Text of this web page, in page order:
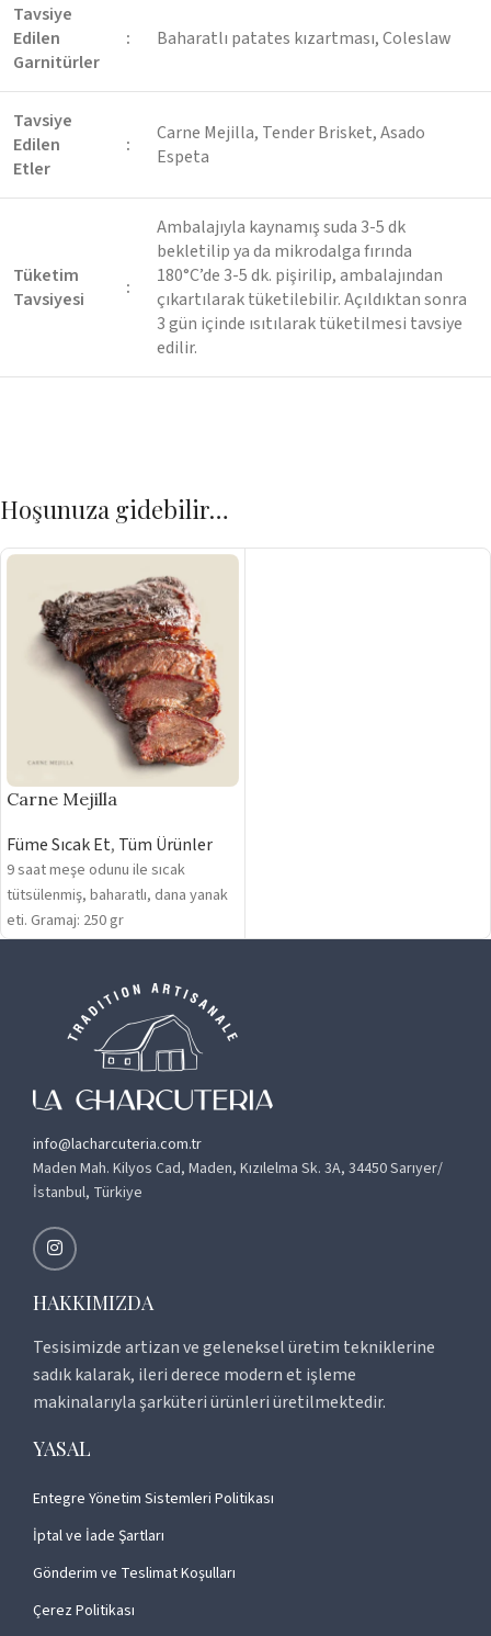
Tavsiye
Edilen
Garnitürler
: Baharatlı patates kızartması, Coleslaw
Tavsiye
Edilen
Etler
:
Carne Mejilla, Tender Brisket, Asado
Espeta
Tüketim
Tavsiyesi
:
Ambalajıyla kaynamış suda 3-5 dk
bekletilip ya da mikrodalga fırında
180°C’de 3-5 dk. pişirilip, ambalajından
çıkartılarak tüketilebilir. Açıldıktan sonra
3 gün içinde ısıtılarak tüketilmesi tavsiye
edilir.
Hoşunuza gidebilir…
Carne Mejilla
Füme Sıcak Et, Tüm Ürünler
9 saat meşe odunu ile sıcak
tütsülenmiş, baharatlı, dana yanak
eti. Gramaj: 250 gr
info@lacharcuteria.com.tr
Maden Mah. Kilyos Cad, Maden, Kızılelma Sk. 3A, 34450 Sarıyer/
İstanbul, Türkiye
HAKKIMIZDA
Tesisimizde artizan ve geleneksel üretim tekniklerine
sadık kalarak, ileri derece modern et işleme
makinalarıyla şarküteri ürünleri üretilmektedir.
YASAL
Entegre Yönetim Sistemleri Politikası
İptal ve İade Şartları
Gönderim ve Teslimat Koşulları
Çerez Politikası